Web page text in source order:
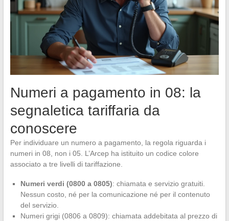
Numeri a pagamento in 08: la
segnaletica tariffaria da
conoscere
Per individuare un numero a pagamento, la regola riguarda i
numeri in 08, non i 05. L’Arcep ha istituito un codice colore
associato a tre livelli di tariffazione.
Numeri verdi (0800 a 0805): chiamata e servizio gratuiti.
Nessun costo, né per la comunicazione né per il contenuto
del servizio.
Numeri grigi (0806 a 0809): chiamata addebitata al prezzo di